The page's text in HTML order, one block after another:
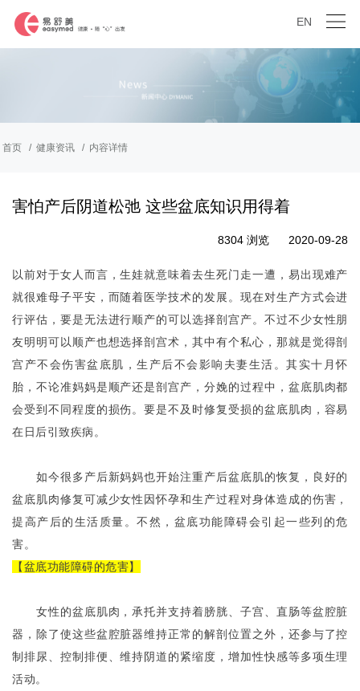
EN
首页 健康资讯 内容详情
害怕产后阴道松弛 这些盆底知识用得着
8304 浏览 2020-09-28
以前对于女人而言，生娃就意味着去生死门走一遭，易出现难产
就很难母子平安，而随着医学技术的发展。现在对生产方式会进
行评估，要是无法进行顺产的可以选择剖宫产。不过不少女性朋
友明明可以顺产也想选择剖宫术，其中有个私心，那就是觉得剖
宫产不会伤害盆底肌，生产后不会影响夫妻生活。其实十月怀
胎，不论准妈妈是顺产还是剖宫产，分娩的过程中，盆底肌肉都
会受到不同程度的损伤。要是不及时修复受损的盆底肌肉，容易
在日后引致疾病。
如今很多产后新妈妈也开始注重产后盆底肌的恢复，良好的
盆底肌肉修复可减少女性因怀孕和生产过程对身体造成的伤害，
提高产后的生活质量。不然，盆底功能障碍会引起一些列的危
害。
【盆底功能障碍的危害】
女性的盆底肌肉，承托并支持着膀胱、子宫、直肠等盆腔脏
器，除了使这些盆腔脏器维持正常的解剖位置之外，还参与了控
制排尿、控制排便、维持阴道的紧缩度，增加性快感等多项生理
活动。